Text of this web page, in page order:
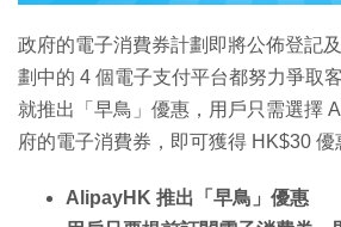
政府的電子消費券計劃即將公佈登記
劃中的 4 個電子支付平台都努力爭取
就推出「早鳥」優惠，用戶只需選擇
府的電子消費券，即可獲得 HK$30 優
AlipayHK 推出「早鳥」優惠